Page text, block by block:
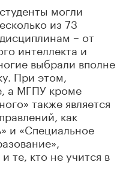
могли
из 73
– от
интеллекта и
выбрали вполне
При этом,
а МГПУ кроме
также является
как
и «Специальное
те, кто не учится в